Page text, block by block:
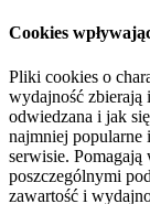
Cookies
Pliki cookies o
wydajność zbierają
odwiedzana i jak
najmniej popularne
serwisie.
poszczególnymi
zawartość i